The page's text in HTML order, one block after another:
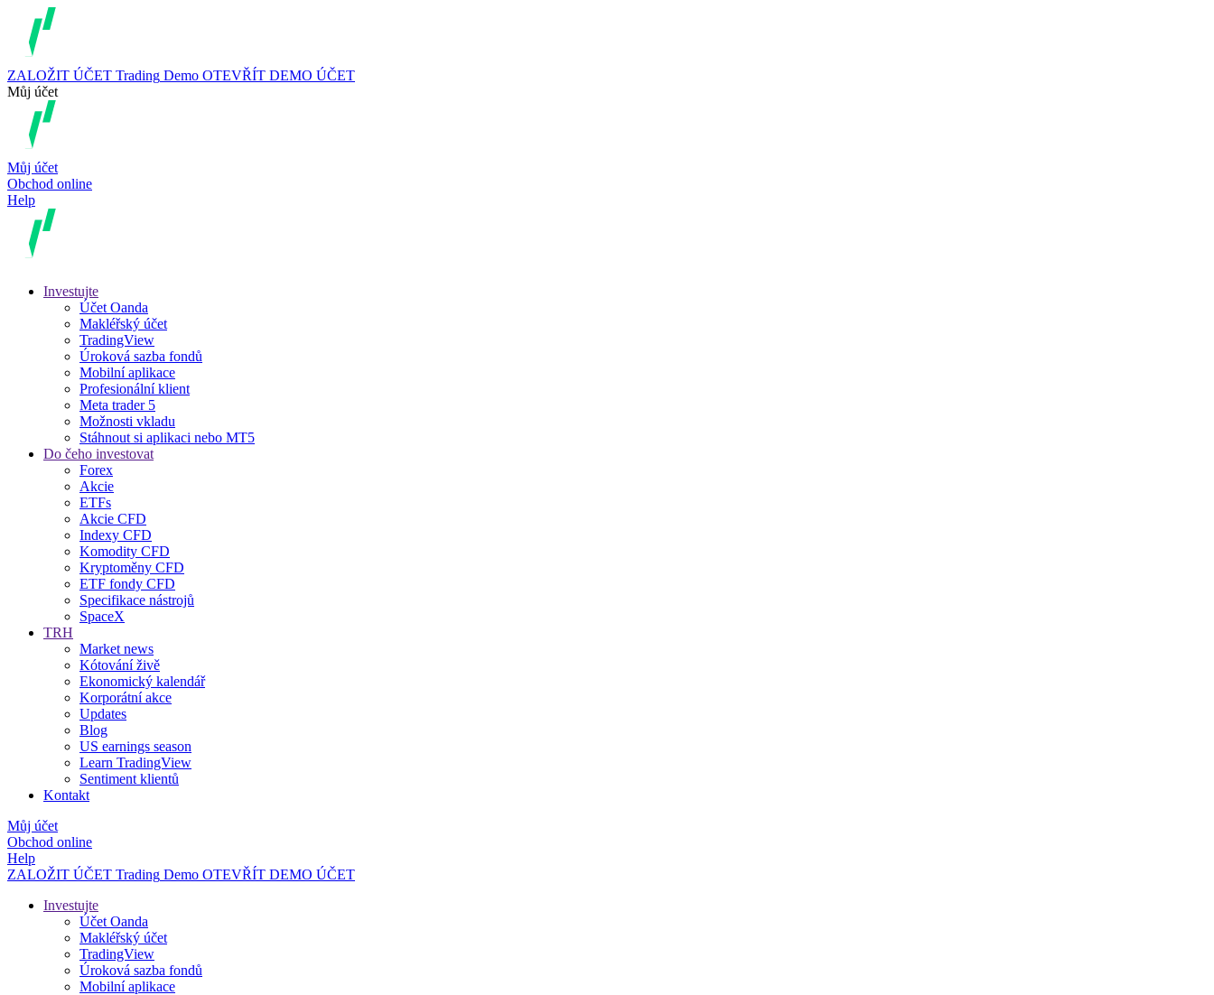
ZALOŽIT ÚČET Trading Demo OTEVŘÍT DEMO ÚČET
Můj účet
Můj účet
Obchod online
Help
Investujte
Účet Oanda
Makléřský účet
TradingView
Úroková sazba fondů
Mobilní aplikace
Profesionální klient
Meta trader 5
Možnosti vkladu
Stáhnout si aplikaci nebo MT5
Do čeho investovat
Forex
Akcie
ETFs
Akcie CFD
Indexy CFD
Komodity CFD
Kryptoměny CFD
ETF fondy CFD
Specifikace nástrojů
SpaceX
TRH
Market news
Kótování živě
Ekonomický kalendář
Korporátní akce
Updates
Blog
US earnings season
Learn TradingView
Sentiment klientů
Kontakt
Můj účet
Obchod online
Help
ZALOŽIT ÚČET Trading Demo OTEVŘÍT DEMO ÚČET
Investujte
Účet Oanda
Makléřský účet
TradingView
Úroková sazba fondů
Mobilní aplikace